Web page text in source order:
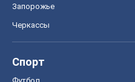
Запорожье
Черкассы
Спорт